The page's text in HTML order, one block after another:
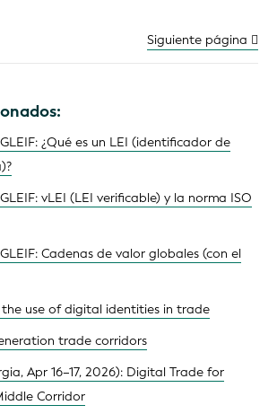
Siguiente página
¿Qué es un LEI (identificador de
vLEI (LEI verificable) y la norma ISO
Cadenas de valor globales (con el
the use of digital identities in trade
trade corridors
Apr 16–17, 2026): Digital Trade for
Corridor